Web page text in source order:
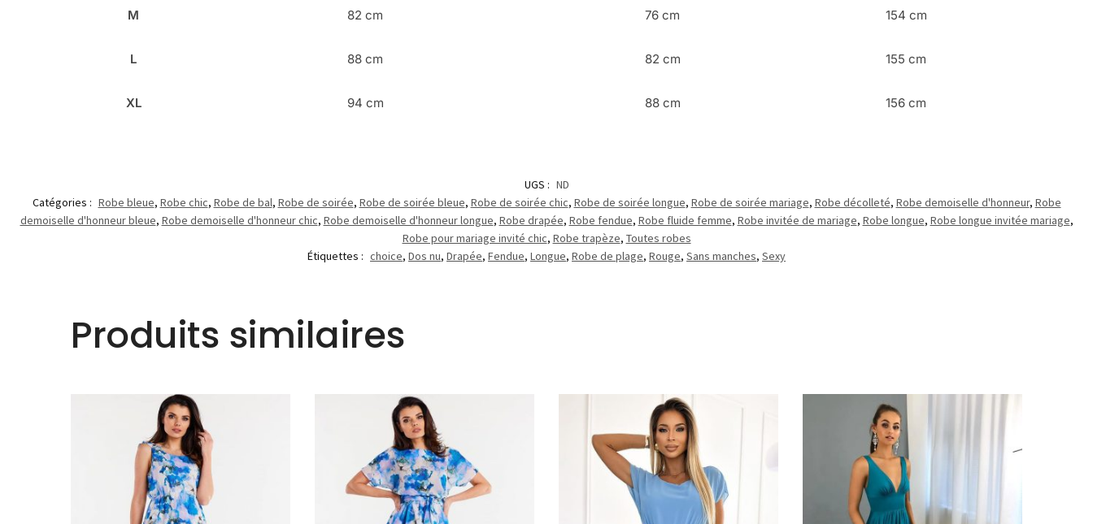
M 82 cm 76 cm 154 cm
L 88 cm 82 cm 155 cm
XL 94 cm 88 cm 156 cm
UGS : ND
Catégories : Robe bleue, Robe chic, Robe de bal, Robe de soirée, Robe de soirée bleue, Robe de soirée chic, Robe de soirée longue, Robe de soirée mariage, Robe décolleté, Robe demoiselle d'honneur, Robe
demoiselle d'honneur bleue, Robe demoiselle d'honneur chic, Robe demoiselle d'honneur longue, Robe drapée, Robe fendue, Robe fluide femme, Robe invitée de mariage, Robe longue, Robe longue invitée mariage,
Robe pour mariage invité chic, Robe trapèze, Toutes robes
Étiquettes : choice, Dos nu, Drapée, Fendue, Longue, Robe de plage, Rouge, Sans manches, Sexy
Produits similaires